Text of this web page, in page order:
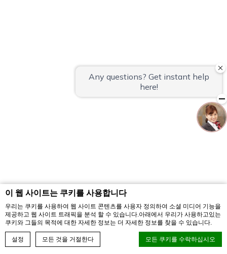
이 웹 사이트는 쿠키를 사용합니다
우리는 쿠키를 사용하여 웹 사이트 콘텐츠를 사용자 정의하여 소셜 미디어 기능을
제공하고 웹 사이트 트래픽을 분석 할 수 있습니다.아래에서 우리가 사용하고있는
쿠키와 그들의 목적에 대한 자세한 정보는 더 자세한 정보를 찾을 수 있습니다.
설정 모든 것을 거절한다 모든 쿠키를 수락하십시오
예약하기